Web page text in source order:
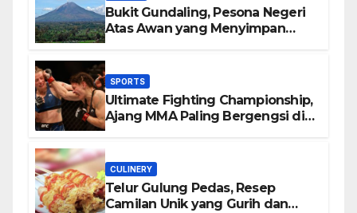
Bukit Gundaling, Pesona Negeri
Atas Awan yang Menyimpan
SPORTS
Ultimate Fighting Championship,
Ajang MMA Paling Bergengsi di
CULINERY
Telur Gulung Pedas, Resep
Camilan Unik yang Gurih dan